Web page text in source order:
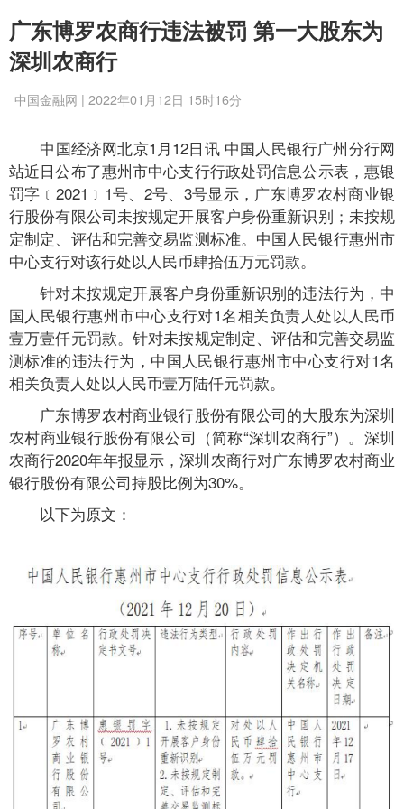
广东博罗农商行违法被罚 第一大股东为
深圳农商行
中国金融网 | 2022年01月12日 15时16分
中国经济网北京1月12日讯 中国人民银行广州分行网
站近日公布了惠州市中心支行行政处罚信息公示表，惠银
罚字﹝2021﹞1号、2号、3号显示，广东博罗农村商业银
行股份有限公司未按规定开展客户身份重新识别；未按规
定制定、评估和完善交易监测标准。中国人民银行惠州市
中心支行对该行处以人民币肆拾伍万元罚款。
针对未按规定开展客户身份重新识别的违法行为，中
国人民银行惠州市中心支行对1名相关负责人处以人民币
壹万壹仟元罚款。针对未按规定制定、评估和完善交易监
测标准的违法行为，中国人民银行惠州市中心支行对1名
相关负责人处以人民币壹万陆仟元罚款。
广东博罗农村商业银行股份有限公司的大股东为深圳
农村商业银行股份有限公司（简称“深圳农商行”）。深圳
农商行2020年年报显示，深圳农商行对广东博罗农村商业
银行股份有限公司持股比例为30%。
以下为原文：